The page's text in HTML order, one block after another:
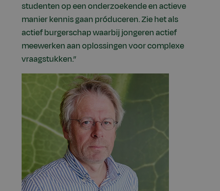
studenten op een onderzoekende en actieve
manier kennis gaan próduceren. Zie het als
actief burgerschap waarbij jongeren actief
meewerken aan oplossingen voor complexe
vraagstukken.”